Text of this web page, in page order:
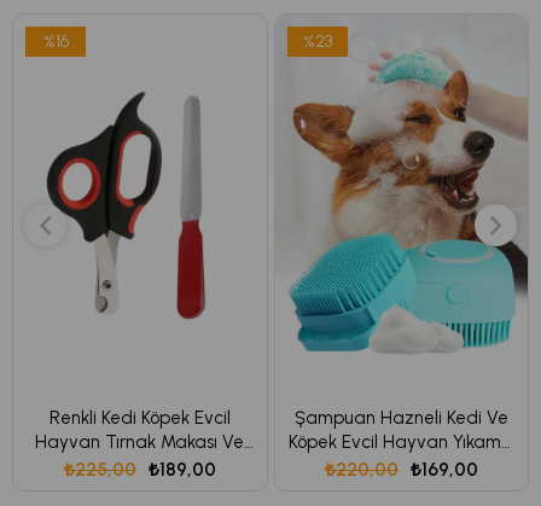
Çeşitli Kullanım Alanları: Bu ıslak mendiller, kulak temizliği,
pati bakımı ve tüy temizliği gibi birçok farklı amaç için
kullanılabilir.
Çevre Dostu Ambalaj: VEBOX, çevreye duyarlıdır ve
ambalajlarını geri dönüşümlü malzemelerle tasarlar.
Vebox Easy Pet Wipes ile petinizin bakımını hiç olmadığı
kadar kolaylaştırın.
Pratik ve ekonomik bir seçenek olan bu ıslak mendiller,
petinizi temiz, sağlıklı ve mutlu tutmanıza yardımcı olur.
Daha fazla bilgi için bugün Vebox Easy Pet Wipes'i deneyin!
Renkli Kedi Köpek Evcil
Hayvan Tırnak Makası Ve
Törpü Seti Siyah
₺189,00
₺225,00
%16
Şampuan Hazneli Kedi Ve
Köpek Evcil Hayvan Yıkama
Fırçası Silikon Mavi
₺169,00
₺220,00
%23